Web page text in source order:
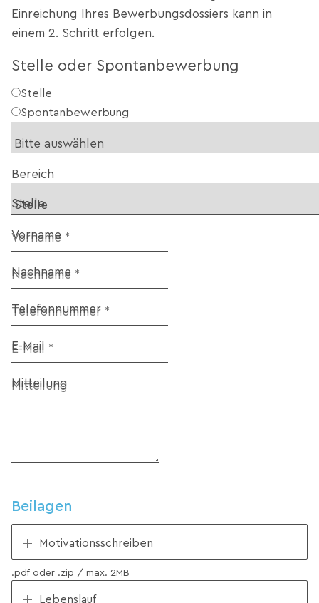
Einreichung Ihres Bewerbungsdossiers kann in
einem 2. Schritt erfolgen.
Stelle
Spontanbewerbung
Stelle oder Spontanbewerbung
Bereich
Stelle
Vorname
Nachname
Telefonnummer
E-Mail
Mitteilung
Beilagen
.pdf oder .zip / max. 2MB
Motivationsschreiben
Lebenslauf